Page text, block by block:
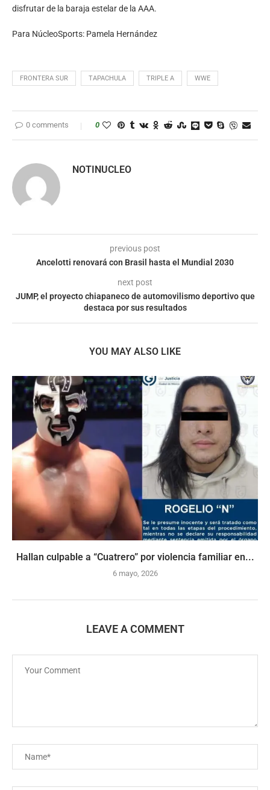
disfrutar de la baraja estelar de la AAA.
Para NúcleoSports: Pamela Hernández
FRONTERA SUR TAPACHULA TRIPLE A WWE
0 comments 0
NOTINUCLEO
previous post
Ancelotti renovará con Brasil hasta el Mundial 2030
next post
JUMP, el proyecto chiapaneco de automovilismo deportivo que
destaca por sus resultados
YOU MAY ALSO LIKE
Hallan culpable a “Cuatrero” por violencia familiar en...
6 mayo, 2026
LEAVE A COMMENT